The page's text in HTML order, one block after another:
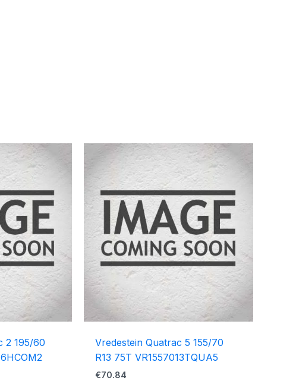
2 195/60
Vredestein Quatrac 5 155/70
R13 75T VR1557013TQUA5
€70.84